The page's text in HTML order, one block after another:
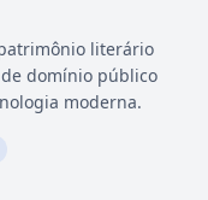
literário
domínio público
moderna.